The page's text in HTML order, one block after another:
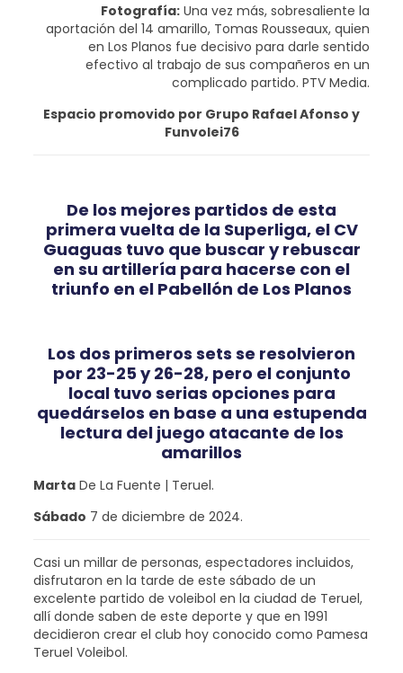
Fotografía: Una vez más, sobresaliente la
aportación del 14 amarillo, Tomas Rousseaux, quien
en Los Planos fue decisivo para darle sentido
efectivo al trabajo de sus compañeros en un
complicado partido. PTV Media.
Espacio promovido por Grupo Rafael Afonso y
Funvolei76
De los mejores partidos de esta
primera vuelta de la Superliga, el CV
Guaguas tuvo que buscar y rebuscar
en su artillería para hacerse con el
triunfo en el Pabellón de Los Planos
Los dos primeros sets se resolvieron
por 23-25 y 26-28, pero el conjunto
local tuvo serias opciones para
quedárselos en base a una estupenda
lectura del juego atacante de los
amarillos
MartaDe La Fuente | Teruel.
Sábado 7 de diciembre de 2024.
Casi un millar de personas, espectadores incluidos,
disfrutaron en la tarde de este sábado de un
excelente partido de voleibol en la ciudad de Teruel,
allí donde saben de este deporte y que en 1991
decidieron crear el club hoy conocido como Pamesa
Teruel Voleibol.